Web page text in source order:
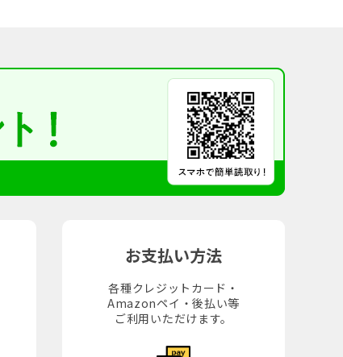
お支払い方法
各種クレジットカード・
Amazonペイ・後払い等
ご利用いただけます。